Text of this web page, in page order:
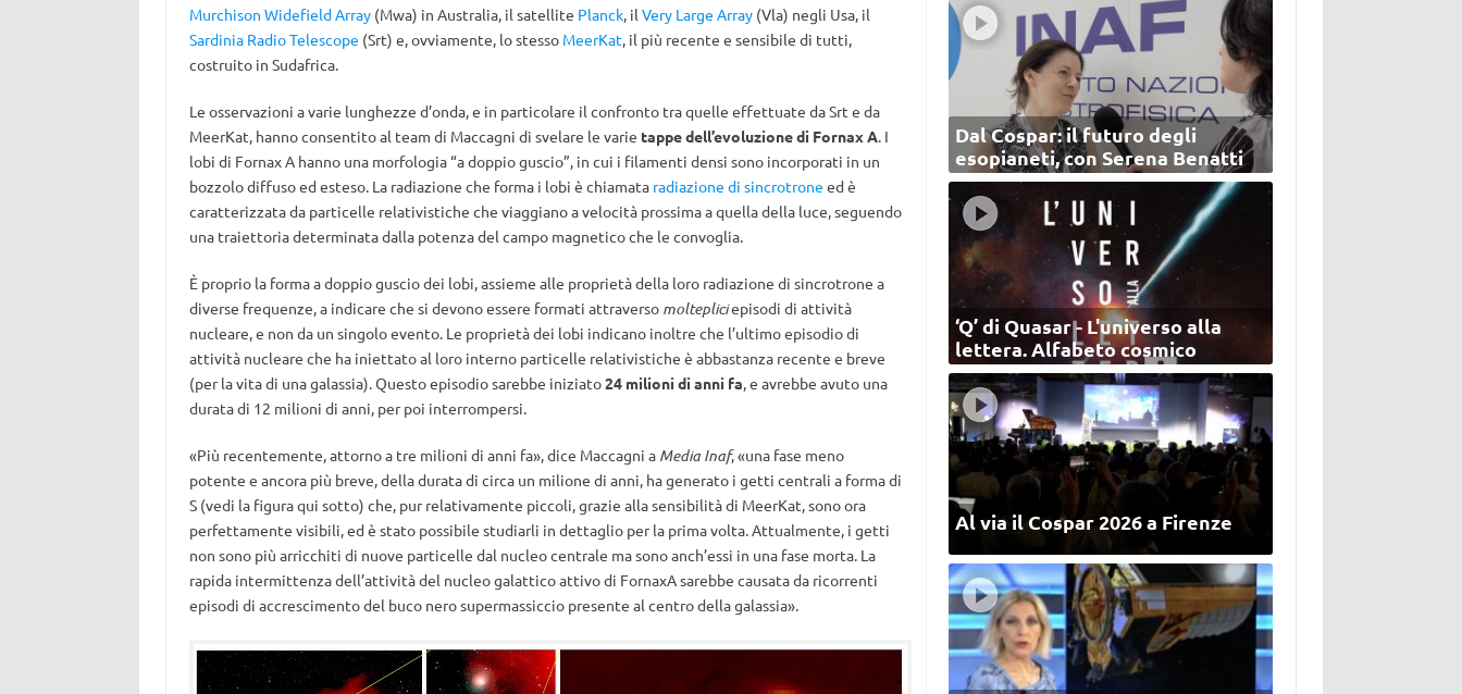
Murchison Widefield Array(Mwa) in Australia, il satellite Planck, il Very Large Array(Vla) negli Usa, il
Sardinia Radio Telescope (Srt) e, ovviamente, lo stesso MeerKat, il più recente e sensibile di tutti,
costruito in Sudafrica.
Le osservazioni a varie lunghezze d’onda, e in particolare il confronto tra quelle effettuate da Srt e da
MeerKat, hanno consentito al team di Maccagni di svelare le varie tappe dell’evoluzione di Fornax A. I
lobi di Fornax A hanno una morfologia “a doppio guscio”, in cui i filamenti densi sono incorporati in un
bozzolo diffuso ed esteso. La radiazione che forma i lobi è chiamata radiazione di sincrotrone ed è
caratterizzata da particelle relativistiche che viaggiano a velocità prossima a quella della luce, seguendo
una traiettoria determinata dalla potenza del campo magnetico che le convoglia.
È proprio la forma a doppio guscio dei lobi, assieme alle proprietà della loro radiazione di sincrotrone a
diverse frequenze, a indicare che si devono essere formati attraverso moltepliciepisodi di attività
nucleare, e non da un singolo evento. Le proprietà dei lobi indicano inoltre che l’ultimo episodio di
attività nucleare che ha iniettato al loro interno particelle relativistiche è abbastanza recente e breve
(per la vita di una galassia). Questo episodio sarebbe iniziato24 milioni di anni fa, e avrebbe avuto una
durata di 12 milioni di anni, per poi interrompersi.
«Più recentemente, attorno a tre milioni di anni fa», dice Maccagni a Media Inaf, «una fase meno
potente e ancora più breve, della durata di circa un milione di anni, ha generato i getti centrali a forma di
S (vedi la figura qui sotto) che, pur relativamente piccoli, grazie alla sensibilità di MeerKat, sono ora
perfettamente visibili, ed è stato possibile studiarli in dettaglio per la prima volta. Attualmente, i getti
non sono più arricchiti di nuove particelle dal nucleo centrale ma sono anch’essi in una fase morta. La
rapida intermittenza dell’attività del nucleo galattico attivo di FornaxA sarebbe causata da ricorrenti
episodi di accrescimento del buco nero supermassiccio presente al centro della galassia».
Dal Cospar: il futuro degli
esopianeti, con Serena Benatti
‘Q’ di Quasar - L'universo alla
lettera. Alfabeto cosmico
Al via il Cospar 2026 a Firenze